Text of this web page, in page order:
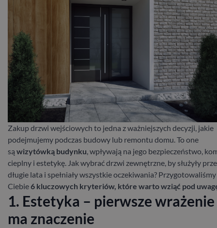
Zakup drzwi wejściowych to jedna z ważniejszych decyzji, jakie
podejmujemy podczas budowy lub remontu domu. To one
są wizytówką budynku, wpływają na jego bezpieczeństwo,
cieplny i estetykę. Jak wybrać drzwi zewnętrzne, by służyły
długie lata i spełniały wszystkie oczekiwania?
Ciebie6 kluczowych kryteriów, które warto wziąć pod
1. Estetyka – pierwsze wrażenie
ma znaczenie